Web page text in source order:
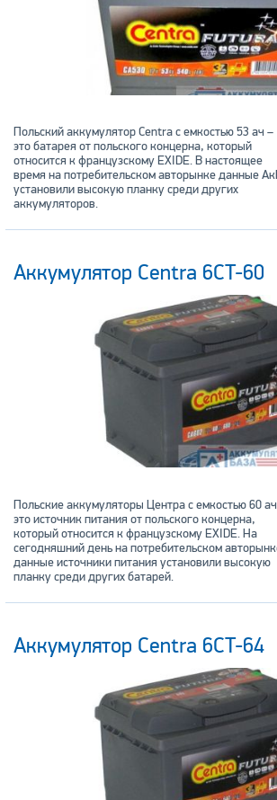
Польский аккумулятор Centra с емкостью 53 ач –
это батарея от польского концерна, который
относится к французскому EXIDE. В настоящее
время на потребительском авторынке данные
установили высокую планку среди других
аккумуляторов.
Аккумулятор Centra 6CT-60
Польские аккумуляторы Центра с емкостью 60
это источник питания от польского концерна,
который относится к французскому EXIDE. На
сегодняшний день на потребительском
данные источники питания установили высокую
планку среди других батарей.
Аккумулятор Centra 6CT-64